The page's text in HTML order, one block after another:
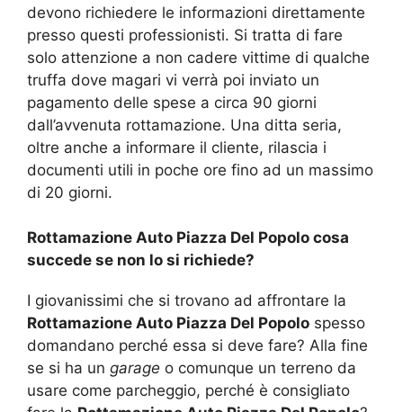
devono richiedere le informazioni direttamente
presso questi professionisti. Si tratta di fare
solo attenzione a non cadere vittime di qualche
truffa dove magari vi verrà poi inviato un
pagamento delle spese a circa 90 giorni
dall’avvenuta rottamazione. Una ditta seria,
oltre anche a informare il cliente, rilascia i
documenti utili in poche ore fino ad un massimo
di 20 giorni.
Rottamazione Auto Piazza Del Popolo cosa
succede se non lo si richiede?
I giovanissimi che si trovano ad affrontare la
Rottamazione Auto Piazza Del Popolo spesso
domandano perché essa si deve fare? Alla fine
se si ha un garage o comunque un terreno da
usare come parcheggio, perché è consigliato